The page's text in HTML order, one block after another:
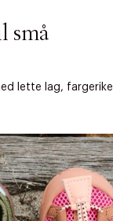
små
lette lag, fargerike